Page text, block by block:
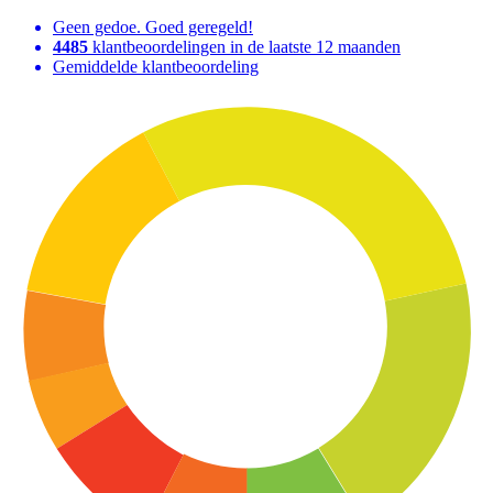
Geen gedoe. Goed geregeld!
4485 klantbeoordelingen in de laatste 12 maanden
Gemiddelde klantbeoordeling